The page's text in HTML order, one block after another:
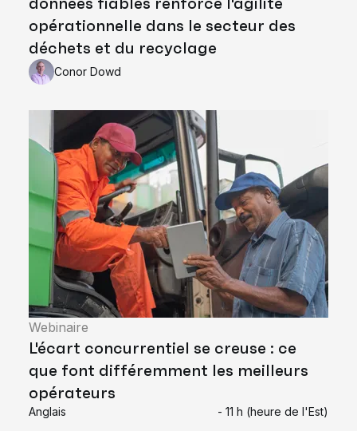
opérationnelle dans le secteur des
déchets et du recyclage
Conor Dowd
Webinaire
L'écart concurrentiel se creuse : ce
que font différemment les meilleurs
opérateurs
Anglais - 11 h (heure de l'Est)